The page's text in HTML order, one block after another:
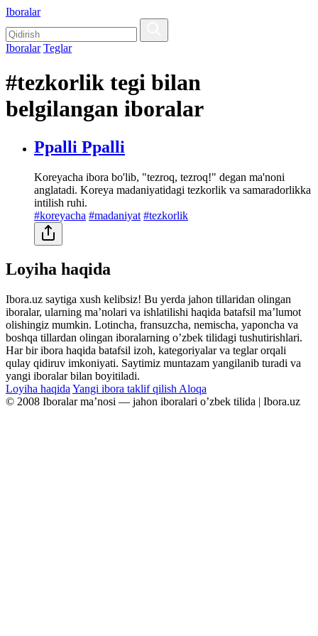
Iboralar
Iboralar Teglar
#tezkorlik tegi bilan
belgilangan iboralar
Ppalli Ppalli
Koreyacha ibora bo'lib, "tezroq, tezroq!" degan ma'noni
anglatadi. Koreya madaniyatidagi tezkorlik va samaradorlikka
intilish ruhi.
#koreyacha #madaniyat #tezkorlik
Loyiha haqida
Ibora.uz saytiga xush kelibsiz! Bu yerda jahon tillaridan olingan
iboralar, ularning maʼnolari va ishlatilishi haqida batafsil maʼlumot
olishingiz mumkin. Lotincha, fransuzcha, nemischa, yaponcha va
boshqa tillardan olingan iboralarning oʼzbek tilidagi tushutirishlari.
Har bir ibora haqida batafsil izoh, kategoriyalar va teglar orqali
qulay qidiruv imkoniyati. Saytimiz muntazam yangilanib turadi va
yangi iboralar bilan boyitiladi.
Loyiha haqida Yangi ibora taklif qilish Aloqa
© 2008 Iboralar maʼnosi — jahon iboralari oʼzbek tilida | Ibora.uz